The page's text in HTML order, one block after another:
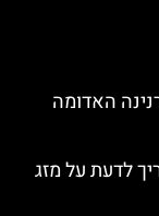
האדומה
לדעת על מזג